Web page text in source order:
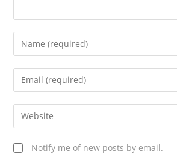
Notify me of new posts by email.